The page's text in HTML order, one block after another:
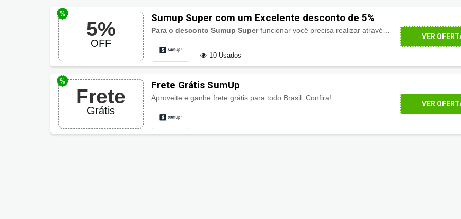
5%
OFF
Sumup Super com um Excelente desconto de 5%
Para o desconto Sumup Superfuncionar você precisa realizar através do link ao lado "Ativar Desconto"
10 Usados
VER
Frete
Grátis
Frete Grátis SumUp
Aproveite e ganhe frete grátis para todo Brasil. Confira!
VER